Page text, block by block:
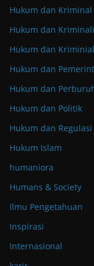
Hukum dan Kriminal
Hukum dan
Hukum dan Kriminial
Hukum dan
Hukum dan
Hukum dan Politik
Hukum dan Regulasi
Hukum Islam
humaniora
Humans & Society
Ilmu Pengetahuan
Inspirasi
Internasional